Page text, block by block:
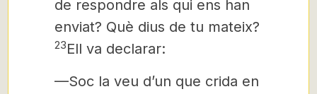
de respondre als qui ens han
enviat? Què dius de tu mateix?
23Ell va declarar:
—Soc la veu d’un que crida en